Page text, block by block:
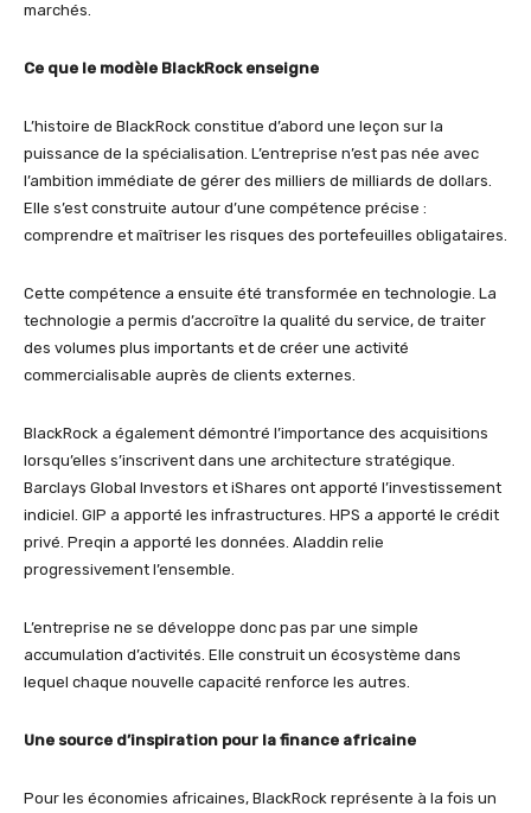
marchés.
Ce que le modèle BlackRock enseigne
L’histoire de BlackRock constitue d’abord une leçon sur la
puissance de la spécialisation. L’entreprise n’est pas née avec
l’ambition immédiate de gérer des milliers de milliards de dollars.
Elle s’est construite autour d’une compétence précise :
comprendre et maîtriser les risques des portefeuilles obligataires.
Cette compétence a ensuite été transformée en technologie. La
technologie a permis d’accroître la qualité du service, de traiter
des volumes plus importants et de créer une activité
commercialisable auprès de clients externes.
BlackRock a également démontré l’importance des acquisitions
lorsqu’elles s’inscrivent dans une architecture stratégique.
Barclays Global Investors et iShares ont apporté l’investissement
indiciel. GIP a apporté les infrastructures. HPS a apporté le crédit
privé. Preqin a apporté les données. Aladdin relie
progressivement l’ensemble.
L’entreprise ne se développe donc pas par une simple
accumulation d’activités. Elle construit un écosystème dans
lequel chaque nouvelle capacité renforce les autres.
Une source d’inspiration pour la finance africaine
Pour les économies africaines, BlackRock représente à la fois un